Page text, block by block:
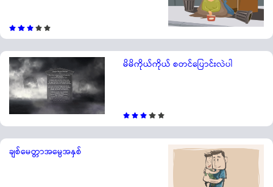
မိမိကိုယ်ကိုယ် စတင်ပြောင်းလဲပါ
ချစ်မေတ္တာအမွေအနှစ်